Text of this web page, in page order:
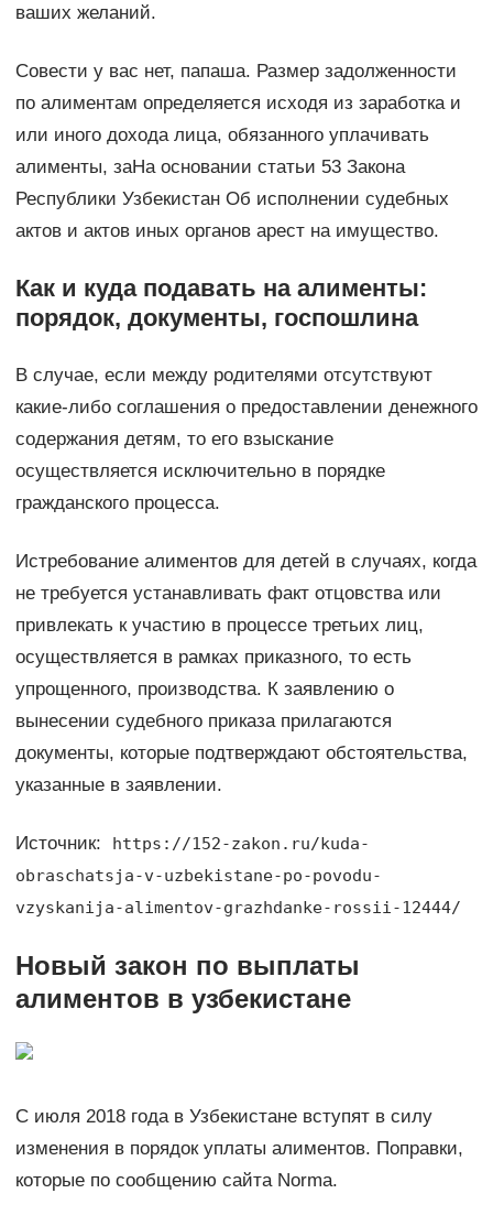
ваших желаний.
Совести у вас нет, папаша. Размер задолженности
по алиментам определяется исходя из заработка и
или иного дохода лица, обязанного уплачивать
алименты, заНа основании статьи 53 Закона
Республики Узбекистан Об исполнении судебных
актов и актов иных органов арест на имущество.
Как и куда подавать на алименты:
порядок, документы, госпошлина
В случае, если между родителями отсутствуют
какие-либо соглашения о предоставлении денежного
содержания детям, то его взыскание
осуществляется исключительно в порядке
гражданского процесса.
Истребование алиментов для детей в случаях, когда
не требуется устанавливать факт отцовства или
привлекать к участию в процессе третьих лиц,
осуществляется в рамках приказного, то есть
упрощенного, производства. К заявлению о
вынесении судебного приказа прилагаются
документы, которые подтверждают обстоятельства,
указанные в заявлении.
Источник:
https://152-zakon.ru/kuda-
obraschatsja-v-uzbekistane-po-povodu-
vzyskanija-alimentov-grazhdanke-rossii-12444/
Новый закон по выплаты
алиментов в узбекистане
С июля 2018 года в Узбекистане вступят в силу
изменения в порядок уплаты алиментов. Поправки,
которые по сообщению сайта Norma.